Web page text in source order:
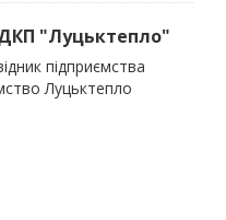
"Луцьктепло"
підприємства
Луцьктепло